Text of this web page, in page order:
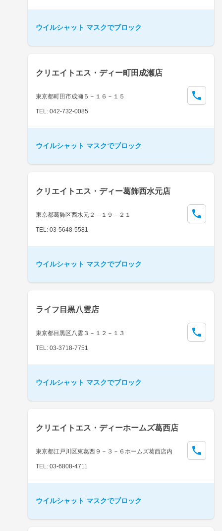
ウイルシャット マスクでブロック
クリエイトエス・ディー町田成瀬店
東京都町田市成瀬５－１６－１５
TEL: 042-732-0085
ウイルシャット マスクでブロック
クリエイトエス・ディー葛飾西水元店
東京都葛飾区西水元２－１９－２１
TEL: 03-5648-5581
ウイルシャット マスクでブロック
ライフ目黒八雲店
東京都目黒区八雲３－１２－１３
TEL: 03-3718-7751
ウイルシャット マスクでブロック
クリエイトエス・ディーホームズ葛西店
東京都江戸川区東葛西９－３－６ホームズ葛西店内
TEL: 03-6808-4711
ウイルシャット マスクでブロック